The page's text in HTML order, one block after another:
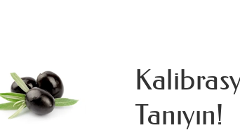
Tanıyın!